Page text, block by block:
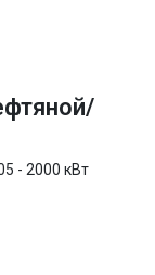
- 2000 кВт